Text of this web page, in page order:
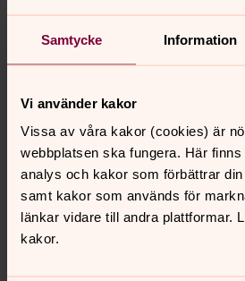
Samtycke Information
Vi använder kakor
Vissa av våra kakor (cookies) är
webbplatsen ska fungera. Här
analys och kakor som förbättrar
samt kakor som används för
länkar vidare till andra plattformar.
kakor.
Righteous Brothers • samt några
Holger Rosenvinges egna verk –
nytt.
Sven-Holger Rosenvinge är artist,
med flera album och singlar
av musik för film, teater och
kväll fylld av musik som rör, berör